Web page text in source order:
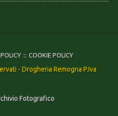
COOKIE POLICY
- Drogheria Remogna P.Iva
Fotografico